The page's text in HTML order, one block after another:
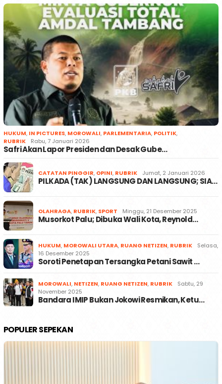
HUKUM, IN PICTURES, MOROWALI, PARLEMENTARIA, POLITIK,
RUBRIK
Rabu, 7 Januari 2026
Safri Akan Lapor Presiden dan Desak Gube…
CATATAN PINGGIR, OPINI, RUBRIK Jumat, 2 Januari 2026
PILKADA (TAK) LANGSUNG DAN LANGSUNG; SIA…
OLAHRAGA, RUBRIK, SPORT Minggu, 21 Desember 2025
Musorkot Palu; Dibuka Wali Kota, Reynold…
HUKUM, MOROWALI UTARA, RUANG NETIZEN, RUBRIK
Selasa,
16 Desember 2025
Soroti Penetapan Tersangka Petani Sawit …
MOROWALI, NETIZEN, RUANG NETIZEN, RUBRIK
Sabtu, 29
November 2025
Bandara IMIP Bukan Jokowi Resmikan, Ketu…
POPULER SEPEKAN